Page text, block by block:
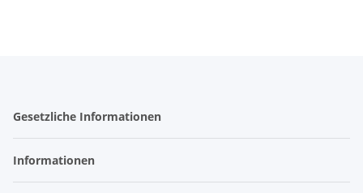
Gesetzliche Informationen
Informationen